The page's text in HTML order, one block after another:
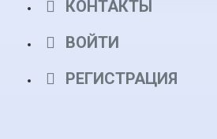
КОНТАКТЫ
ВОЙТИ
РЕГИСТРАЦИЯ